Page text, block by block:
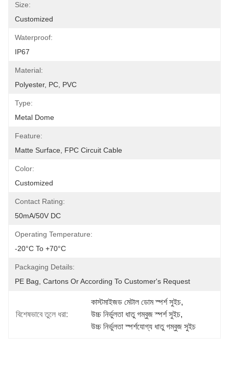
Size:
Customized
Waterproof:
IP67
Material:
Polyester, PC, PVC
Type:
Metal Dome
Feature:
Matte Surface, FPC Circuit Cable
Color:
Customized
Contact Rating:
50mA/50V DC
Operating Temperature:
-20°C To +70°C
Packaging Details:
PE Bag, Cartons Or According To Customer's Request
বিশেষভাবে তুলে ধরা:
কাস্টমাইজড মেটাল ডোম স্পর্শ সুইচ,
উচ্চ নির্ভুলতা ধাতু গম্বুজ স্পর্শ সুইচ,
উচ্চ নির্ভুলতা স্পর্শযোগ্য ধাতু গম্বুজ সুইচ